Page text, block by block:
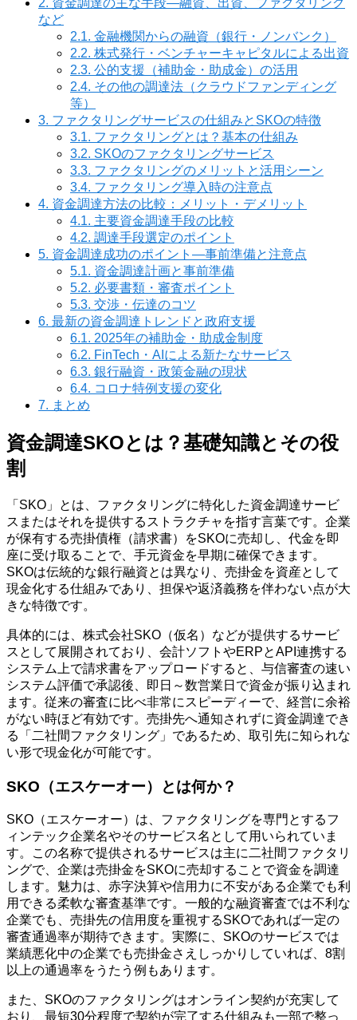
2. 資金調達の主な手段—融資、出資、ファクタリング
など
2.1. 金融機関からの融資（銀行・ノンバンク）
2.2. 株式発行・ベンチャーキャピタルによる出資
2.3. 公的支援（補助金・助成金）の活用
2.4. その他の調達法（クラウドファンディング
等）
3. ファクタリングサービスの仕組みとSKOの特徴
3.1. ファクタリングとは？基本の仕組み
3.2. SKOのファクタリングサービス
3.3. ファクタリングのメリットと活用シーン
3.4. ファクタリング導入時の注意点
4. 資金調達方法の比較：メリット・デメリット
4.1. 主要資金調達手段の比較
4.2. 調達手段選定のポイント
5. 資金調達成功のポイント—事前準備と注意点
5.1. 資金調達計画と事前準備
5.2. 必要書類・審査ポイント
5.3. 交渉・伝達のコツ
6. 最新の資金調達トレンドと政府支援
6.1. 2025年の補助金・助成金制度
6.2. FinTech・AIによる新たなサービス
6.3. 銀行融資・政策金融の現状
6.4. コロナ特例支援の変化
7. まとめ
資金調達SKOとは？基礎知識とその役
割
「SKO」とは、ファクタリングに特化した資金調達サービ
スまたはそれを提供するストラクチャを指す言葉です。企業
が保有する売掛債権（請求書）をSKOに売却し、代金を即
座に受け取ることで、手元資金を早期に確保できます。
SKOは伝統的な銀行融資とは異なり、売掛金を資産として
現金化する仕組みであり、担保や返済義務を伴わない点が大
きな特徴です。
具体的には、株式会社SKO（仮名）などが提供するサービ
スとして展開されており、会計ソフトやERPとAPI連携する
システム上で請求書をアップロードすると、与信審査の速い
システム評価で承認後、即日～数営業日で資金が振り込まれ
ます。従来の審査に比べ非常にスピーディーで、経営に余裕
がない時ほど有効です。売掛先へ通知されずに資金調達でき
る「二社間ファクタリング」であるため、取引先に知られな
い形で現金化が可能です。
SKO（エスケーオー）とは何か？
SKO（エスケーオー）は、ファクタリングを専門とするフ
ィンテック企業名やそのサービス名として用いられていま
す。この名称で提供されるサービスは主に二社間ファクタリ
ングで、企業は売掛金をSKOに売却することで資金を調達
します。魅力は、赤字決算や信用力に不安がある企業でも利
用できる柔軟な審査基準です。一般的な融資審査では不利な
企業でも、売掛先の信用度を重視するSKOであれば一定の
審査通過率が期待できます。実際に、SKOのサービスでは
業績悪化中の企業でも売掛金さえしっかりしていれば、8割
以上の通過率をうたう例もあります。
また、SKOのファクタリングはオンライン契約が充実して
おり、最短30分程度で契約が完了する仕組みも一部で整っ